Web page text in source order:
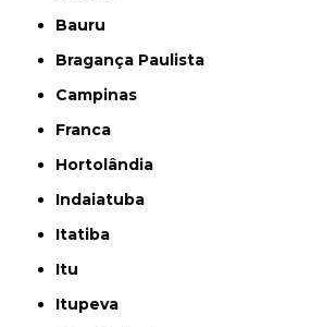
Bauru
Bragança Paulista
Campinas
Franca
Hortolândia
Indaiatuba
Itatiba
Itu
Itupeva